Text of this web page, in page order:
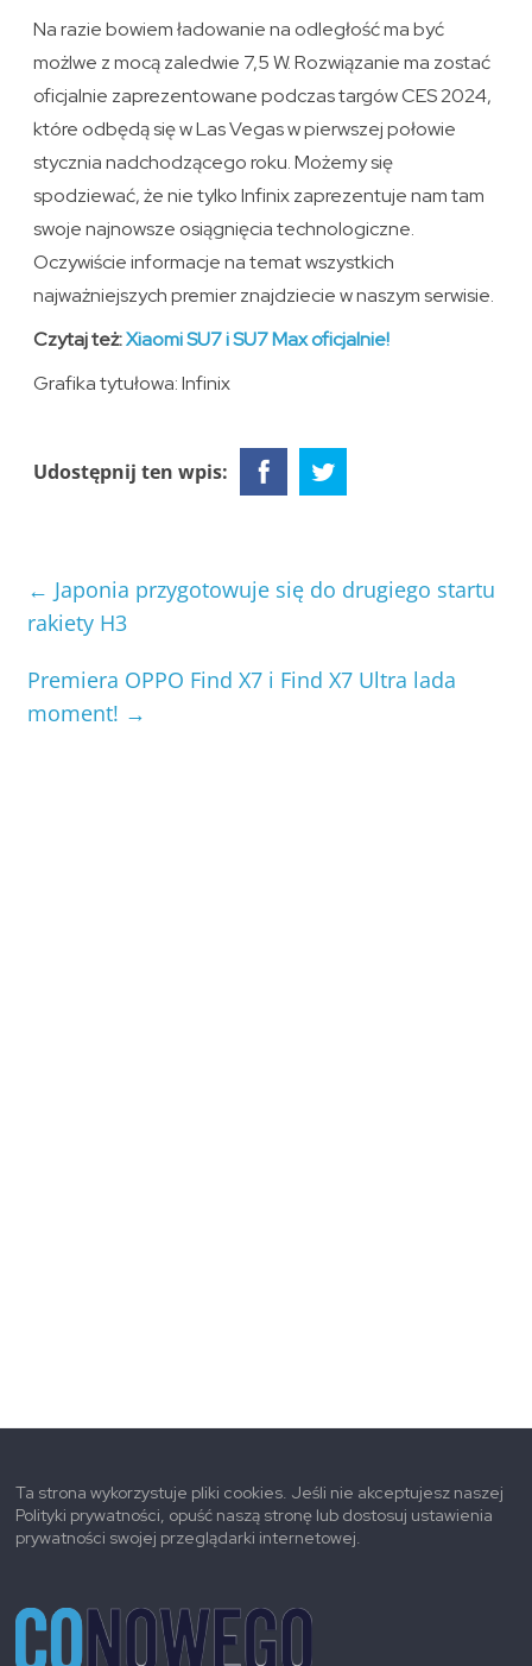
Na razie bowiem ładowanie na odległość ma być
możlwe z mocą zaledwie 7,5 W. Rozwiązanie ma zostać
oficjalnie zaprezentowane podczas targów CES 2024,
które odbędą się w Las Vegas w pierwszej połowie
stycznia nadchodzącego roku. Możemy się
spodziewać, że nie tylko Infinix zaprezentuje nam tam
swoje najnowsze osiągnięcia technologiczne.
Oczywiście informacje na temat wszystkich
najważniejszych premier znajdziecie w naszym serwisie.
Czytaj też:Xiaomi SU7 i SU7 Max oficjalnie!
Grafika tytułowa: Infinix
Udostępnij ten wpis:
← Japonia przygotowuje się do drugiego startu
rakiety H3
Premiera OPPO Find X7 i Find X7 Ultra lada
moment! →
Ta strona wykorzystuje pliki cookies. Jeśli nie akceptujesz naszej
Polityki prywatności, opuść naszą stronę lub dostosuj ustawienia
prywatności swojej przeglądarki internetowej.